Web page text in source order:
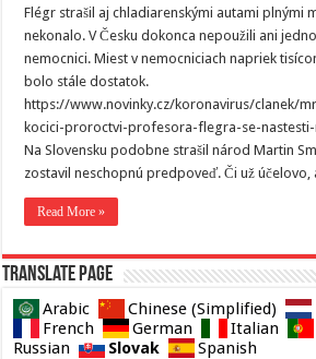
Flégr strašil aj chladiarenskými autami plnými
nekonalo. V Česku dokonca nepoužili ani
nemocnici. Miest v nemocniciach napriek
bolo stále dostatok.
https://www.novinky.cz/koronavirus/clanek/
kocici-proroctvi-profesora-flegra-se-nastesti-
Na Slovensku podobne strašil národ Martin
zostavil neschopnú predpoveď. Či už účelovo,
Read More »
Translate page
Arabic Chinese (Simplified)
French
German Italian
Russian
Slovak Spanish